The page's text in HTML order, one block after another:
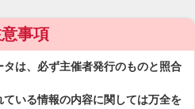
事項
は、必ず主催者発行のものと照合
いる情報の内容に関しては万全を